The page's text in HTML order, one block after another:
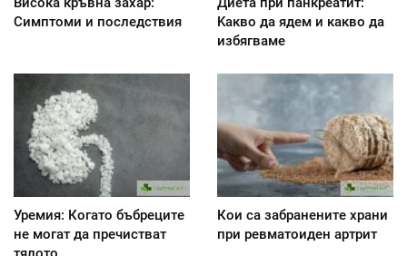
Симптоми и последствия
Kакво да ядем и какво да
избягваме
Уремия: Когато бъбреците
не могат да пречистват
Кои са забранените храни
при ревматоиден артрит